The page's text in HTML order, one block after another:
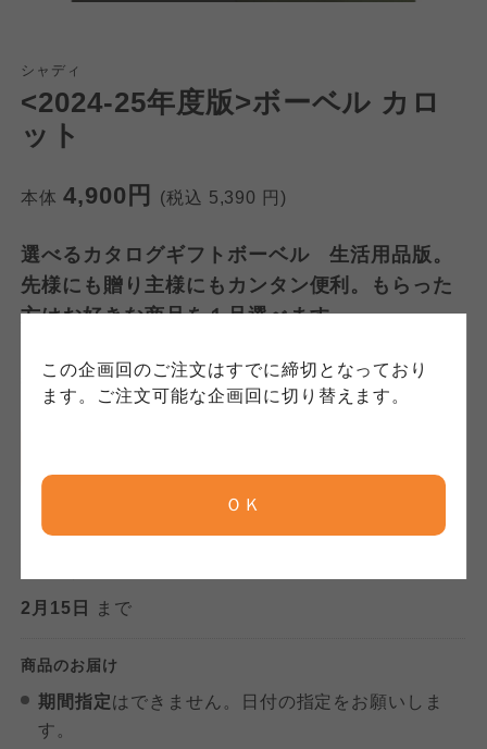
この企画回のご注文はすでに締切となっており
ます。ご注文可能な企画回に切り替えます。
ＯＫ
シャディ
<2024-25年度版>ボーベル カロ
ット
本体 4,900円 (税込 5,390 円)
選べるカタログギフトボーベル 生活用品版。
先様にも贈り主様にもカンタン便利。もらった
方はお好きな商品を１品選べます。
数量
2月15日 まで
商品のお届け
期間指定はできません。日付の指定をお願いしま
す。
ご利用約款（ご利用規約・ご利
用規程）について
このサイトは7つの生協から業務委託を受けて、
身が加入されている生協が定める利用約款をご
投稿については、利用約款の細則として規定さ
れています。
コープしが
ならコープ
このサイトは7つの生協から業務委託を受けて、
コープきんき事業連合が運営しています。お預
かりしている個人情報については、コープ事業
にもどづいて、コープ事業連合が適切に管理を
コープ事業連合、ならびに各生協の「個人情報
保護方針」については各生協のボタンをクリッ
クしてご確認ください。
コープしが
ならコープ
特定商取引法に基づく表記につ
いて
このサイトは7つの生協から業務委託を受けて、
責任者は、それぞれご利用の生協となります。
て」については各生協のボタンをクリックして
ご確認ください。
コープしが
ならコープ